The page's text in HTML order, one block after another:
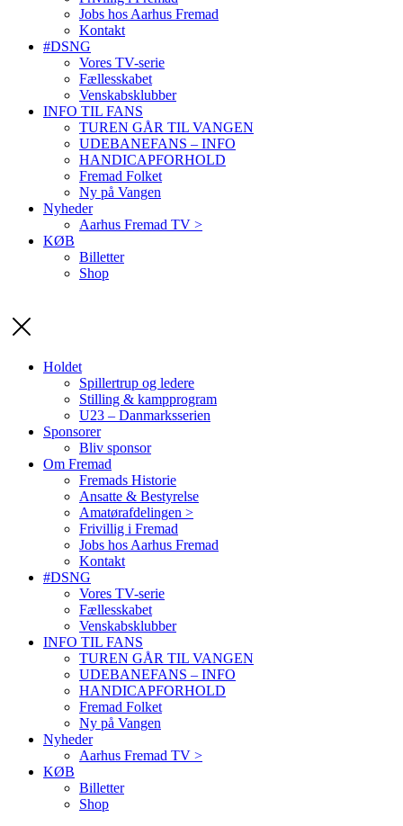
Jobs hos Aarhus Fremad
Kontakt
#DSNG
Vores TV-serie
Fællesskabet
Venskabsklubber
INFO TIL FANS
TUREN GÅR TIL VANGEN
UDEBANEFANS – INFO
HANDICAPFORHOLD
Fremad Folket
Ny på Vangen
Nyheder
Aarhus Fremad TV >
KØB
Billetter
Shop
Holdet
Spillertrup og ledere
Stilling & kampprogram
U23 – Danmarksserien
Sponsorer
Bliv sponsor
Om Fremad
Fremads Historie
Ansatte & Bestyrelse
Amatørafdelingen >
Frivillig i Fremad
Jobs hos Aarhus Fremad
Kontakt
#DSNG
Vores TV-serie
Fællesskabet
Venskabsklubber
INFO TIL FANS
TUREN GÅR TIL VANGEN
UDEBANEFANS – INFO
HANDICAPFORHOLD
Fremad Folket
Ny på Vangen
Nyheder
Aarhus Fremad TV >
KØB
Billetter
Shop